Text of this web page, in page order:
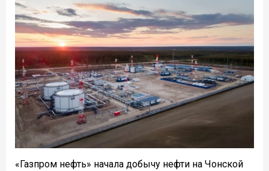
«Газпром нефть» начала добычу нефти на Чонской